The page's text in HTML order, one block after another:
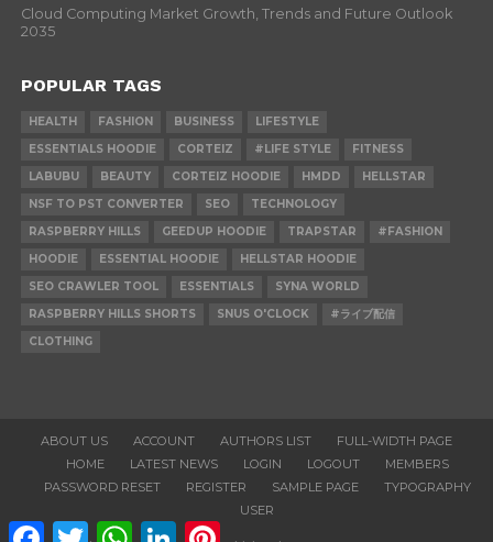
Cloud Computing Market Growth, Trends and Future Outlook
2035
POPULAR TAGS
HEALTH FASHION BUSINESS
LIFESTYLE
ESSENTIALS HOODIE
CORTEIZ #LIFE STYLE
FITNESS
LABUBU
BEAUTY CORTEIZ HOODIE HMDD
HELLSTAR
NSF TO PST CONVERTER
SEO
TECHNOLOGY
RASPBERRY HILLS
GEEDUP HOODIE TRAPSTAR
#FASHION
HOODIE
ESSENTIAL HOODIE
HELLSTAR HOODIE
SEO CRAWLER TOOL
ESSENTIALS
SYNA WORLD
RASPBERRY HILLS SHORTS
SNUS O'CLOCK
#ライブ配信
CLOTHING
ABOUT US ACCOUNT AUTHORS LIST
FULL-WIDTH PAGE
HOME
LATEST NEWS LOGIN LOGOUT
MEMBERS
PASSWORD RESET
REGISTER SAMPLE PAGE
TYPOGRAPHY
USER
FacebookTwitterWhatsApp
LinkedIn